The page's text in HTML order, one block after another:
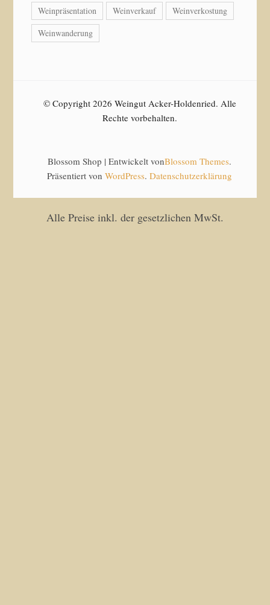
Weinpräsentation Weinverkauf
Weinverkostung
Weinwanderung
© Copyright 2026 Weingut Acker-Holdenried. Alle
Rechte vorbehalten.
Blossom Shop | Entwickelt vonBlossom Themes.
Präsentiert von WordPress. Datenschutzerklärung
Alle Preise inkl. der gesetzlichen MwSt.